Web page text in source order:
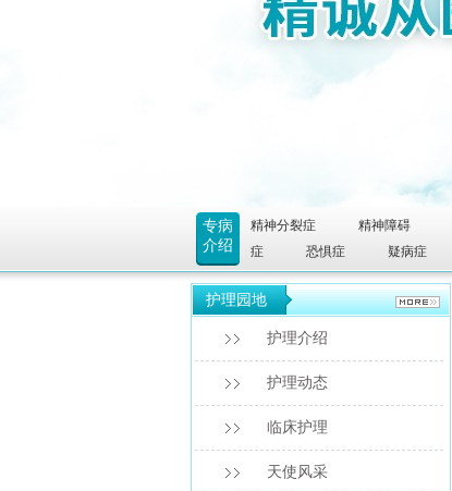
专病
介绍
精神分裂症 精神障碍
症
恐惧症 疑病症
护理园地
护理介绍
护理动态
临床护理
天使风采